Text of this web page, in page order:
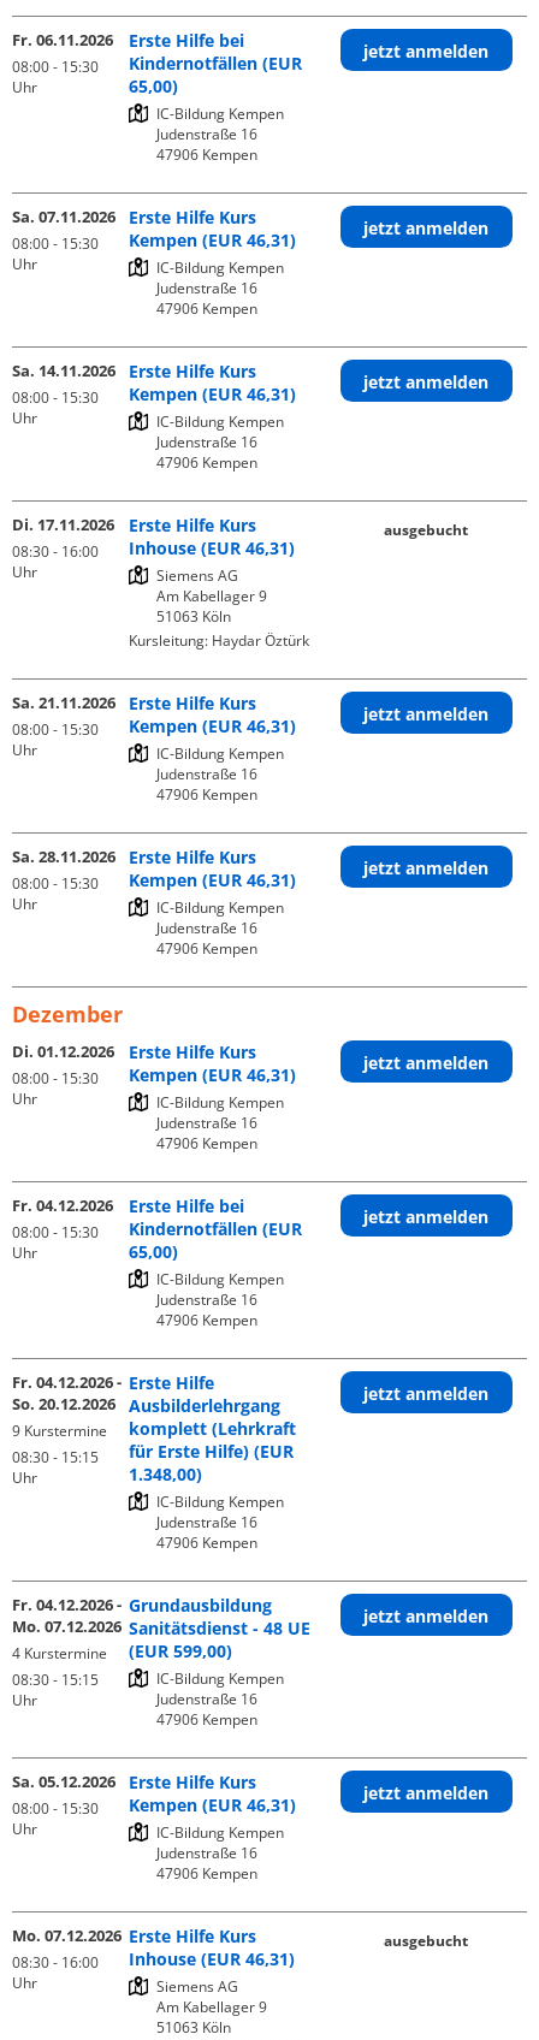
Fr. 06.11.2026
08:00 - 15:30
Uhr
Erste Hilfe bei
Kindernotfällen (EUR
65,00)
IC-Bildung Kempen
Judenstraße 16
jetzt anmelden
Sa. 07.11.2026
08:00 - 15:30
Uhr
Erste Hilfe Kurs
Kempen (EUR 46,31)
IC-Bildung Kempen
Judenstraße 16
jetzt anmelden
Sa. 14.11.2026
08:00 - 15:30
Uhr
Erste Hilfe Kurs
Kempen (EUR 46,31)
IC-Bildung Kempen
Judenstraße 16
jetzt anmelden
Di. 17.11.2026
08:30 - 16:00
Uhr
Erste Hilfe Kurs
Inhouse (EUR 46,31)
Siemens AG
Am Kabellager 9
Kursleitung: Haydar Öztürk
ausgebucht
Sa. 21.11.2026
08:00 - 15:30
Uhr
Erste Hilfe Kurs
Kempen (EUR 46,31)
IC-Bildung Kempen
Judenstraße 16
jetzt anmelden
Sa. 28.11.2026
08:00 - 15:30
Uhr
Erste Hilfe Kurs
Kempen (EUR 46,31)
IC-Bildung Kempen
Judenstraße 16
jetzt anmelden
Dezember
Di. 01.12.2026
08:00 - 15:30
Uhr
Erste Hilfe Kurs
Kempen (EUR 46,31)
IC-Bildung Kempen
Judenstraße 16
jetzt anmelden
Fr. 04.12.2026
08:00 - 15:30
Uhr
Erste Hilfe bei
Kindernotfällen (EUR
65,00)
IC-Bildung Kempen
Judenstraße 16
jetzt anmelden
Fr. 04.12.2026 -
So. 20.12.2026
9 Kurstermine
08:30 - 15:15
Uhr
Erste Hilfe
Ausbilderlehrgang
komplett (Lehrkraft
für Erste Hilfe) (EUR
1.348,00)
IC-Bildung Kempen
Judenstraße 16
jetzt anmelden
Fr. 04.12.2026 -
Mo. 07.12.2026
4 Kurstermine
08:30 - 15:15
Uhr
Grundausbildung
Sanitätsdienst - 48 UE
(EUR 599,00)
IC-Bildung Kempen
Judenstraße 16
jetzt anmelden
Sa. 05.12.2026
08:00 - 15:30
Uhr
Erste Hilfe Kurs
Kempen (EUR 46,31)
IC-Bildung Kempen
Judenstraße 16
jetzt anmelden
Mo. 07.12.2026
08:30 - 16:00
Uhr
Erste Hilfe Kurs
Inhouse (EUR 46,31)
Siemens AG
Am Kabellager 9
ausgebucht